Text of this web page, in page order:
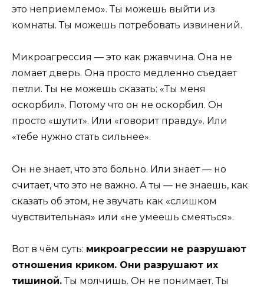
это неприемлемо». Ты можешь выйти из
комнаты. Ты можешь потребовать извинений.
Микроагрессия — это как ржавчина. Она не
ломает дверь. Она просто медленно съедает
петли. Ты не можешь сказать: «Ты меня
оскорбил». Потому что он не оскорбил. Он
просто «шутит». Или «говорит правду». Или
«тебе нужно стать сильнее».
Он не знает, что это больно. Или знает — но
считает, что это не важно. А ты — не знаешь, как
сказать об этом, не звучать как «слишком
чувствительная» или «не умеешь смеяться».
Вот в чём суть: микроагрессии не разрушают
отношения криком. Они разрушают их
тишиной.Ты молчишь. Он не понимает. Ты